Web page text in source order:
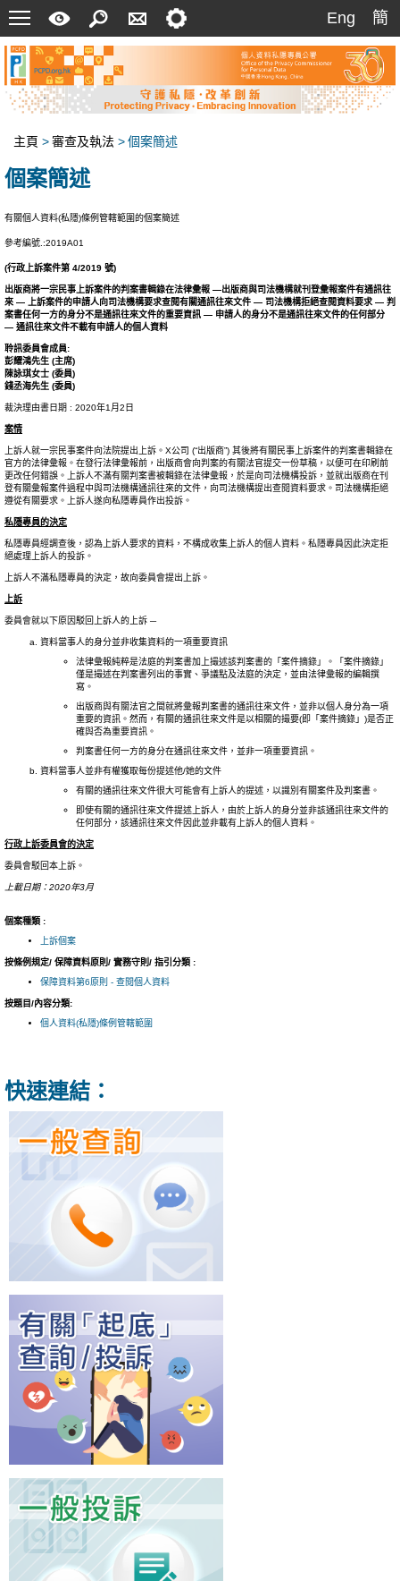
菜
單
速
指
南
索
絡
我
定
Eng
簡
簡
主頁 >審查及執法 >個案簡述
個案簡述
有關個人資料(私隱)條例管轄範圍的個案簡述
參考編號.:2019A01
(行政上訴案件第 4/2019 號)
出版商將一宗民事上訴案件的判案書輯錄在法律彙報 —出版商與司法機構就刊登彙報案件有通訊往
來 — 上訴案件的申請人向司法機構要求查閱有關通訊往來文件 — 司法機構拒絕查閱資料要求 — 判
案書任何一方的身分不是通訊往來文件的重要資訊 — 申請人的身分不是通訊往來文件的任何部分
— 通訊往來文件不載有申請人的個人資料
聆訊委員會成員:
彭耀鴻先生 (主席)
陳詠琪女士 (委員)
錢丞海先生 (委員)
裁決理由書日期 : 2020年1月2日
案情
上訴人就一宗民事案件向法院提出上訴。X公司 (“出版商”) 其後將有關民事上訴案件的判案書輯錄在
官方的法律彙報。在發行法律彙報前，出版商會向判案的有關法官提交一份草稿，以便可在印刷前
更改任何錯誤。上訴人不滿有關判案書被輯錄在法律彙報，於是向司法機構投訴，並就出版商在刊
登有關彙報案件過程中與司法機構通訊往來的文件，向司法機構提出查閱資料要求。司法機構拒絕
遵從有關要求。上訴人遂向私隱專員作出投訴。
私隱專員的決定
私隱專員經調查後，認為上訴人要求的資料，不構成收集上訴人的個人資料。私隱專員因此決定拒
絕處理上訴人的投訴。
上訴人不滿私隱專員的決定，故向委員會提出上訴。
上訴
委員會就以下原因駁回上訴人的上訴 ─
資料當事人的身分並非收集資料的一項重要資訊
法律彙報純粹是法庭的判案書加上撮述該判案書的「案件摘錄」。「案件摘錄」
僅是撮述在判案書列出的事實、爭議點及法庭的決定，並由法律彙報的編輯撰
寫。
出版商與有關法官之間就將彙報判案書的通訊往來文件，並非以個人身分為一項
重要的資訊。然而，有關的通訊往來文件是以相關的撮要(即「案件摘錄」)是否正
確與否為重要資訊。
判案書任何一方的身分在通訊往來文件，並非一項重要資訊。
資料當事人並非有權獲取每份提述他/她的文件
有關的通訊往來文件很大可能會有上訴人的提述，以識別有關案件及判案書。
即使有關的通訊往來文件提述上訴人，由於上訴人的身分並非該通訊往來文件的
任何部分，該通訊往來文件因此並非載有上訴人的個人資料。
行政上訴委員會的決定
委員會駁回本上訴。
上載日期：2020年3月
個案種類 :
上訴個案
按條例規定/ 保障資料原則/ 實務守則/ 指引分類 :
保障資料第6原則 - 查閱個人資料
按題目/內容分類:
個人資料(私隱)條例管轄範圍
快速連結：